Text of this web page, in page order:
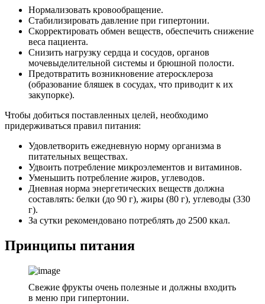
Нормализовать кровообращение.
Стабилизировать давление при гипертонии.
Скорректировать обмен веществ, обеспечить снижение
веса пациента.
Снизить нагрузку сердца и сосудов, органов
мочевыделительной системы и брюшной полости.
Предотвратить возникновение атеросклероза
(образование бляшек в сосудах, что приводит к их
закупорке).
Чтобы добиться поставленных целей, необходимо
придерживаться правил питания:
Удовлетворить ежедневную норму организма в
питательных веществах.
Удвоить потребление микроэлементов и витаминов.
Уменьшить потребление жиров, углеводов.
Дневная норма энергетических веществ должна
составлять: белки (до 90 г), жиры (80 г), углеводы (330
г).
За сутки рекомендовано потреблять до 2500 ккал.
Принципы питания
Свежие фрукты очень полезные и должны входить
в меню при гипертонии.